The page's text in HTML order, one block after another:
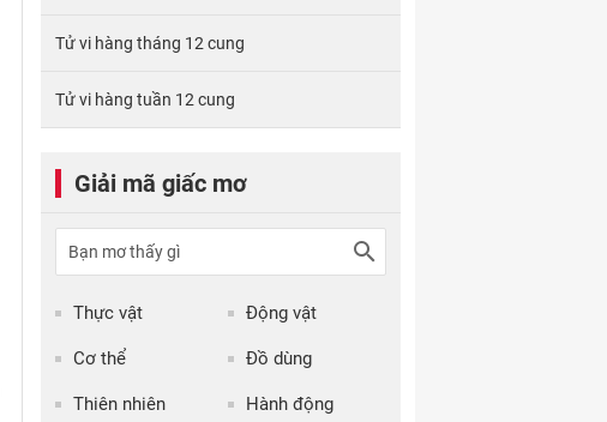
Tử vi hàng tháng 12 cung
Tử vi hàng tuần 12 cung
Giải mã giấc mơ
Thực vật Động vật
Cơ thể Đồ dùng
Thiên nhiên Hành động